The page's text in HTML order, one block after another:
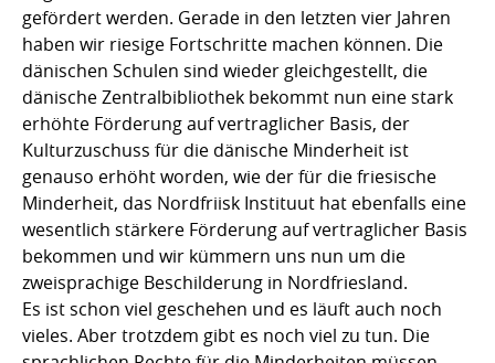
gefördert werden. Gerade in den letzten vier Jahren
haben wir riesige Fortschritte machen können. Die
dänischen Schulen sind wieder gleichgestellt, die
dänische Zentralbibliothek bekommt nun eine stark
erhöhte Förderung auf vertraglicher Basis, der
Kulturzuschuss für die dänische Minderheit ist
genauso erhöht worden, wie der für die friesische
Minderheit, das Nordfriisk Instituut hat ebenfalls eine
wesentlich stärkere Förderung auf vertraglicher Basis
bekommen und wir kümmern uns nun um die
zweisprachige Beschilderung in Nordfriesland.
Es ist schon viel geschehen und es läuft auch noch
vieles. Aber trotzdem gibt es noch viel zu tun. Die